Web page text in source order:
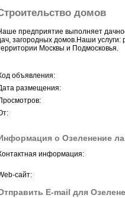
домов
предприятие выполняет
загородных домов.Наши услуги:
Москвы и Подмосковья.
объявления:
размещения:
о Озеленение
информация:
сайт:
E-mail для